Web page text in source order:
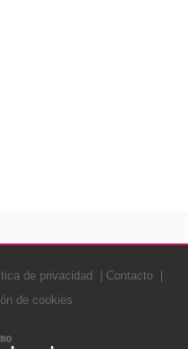
de privacidad
Contacto
de cookies